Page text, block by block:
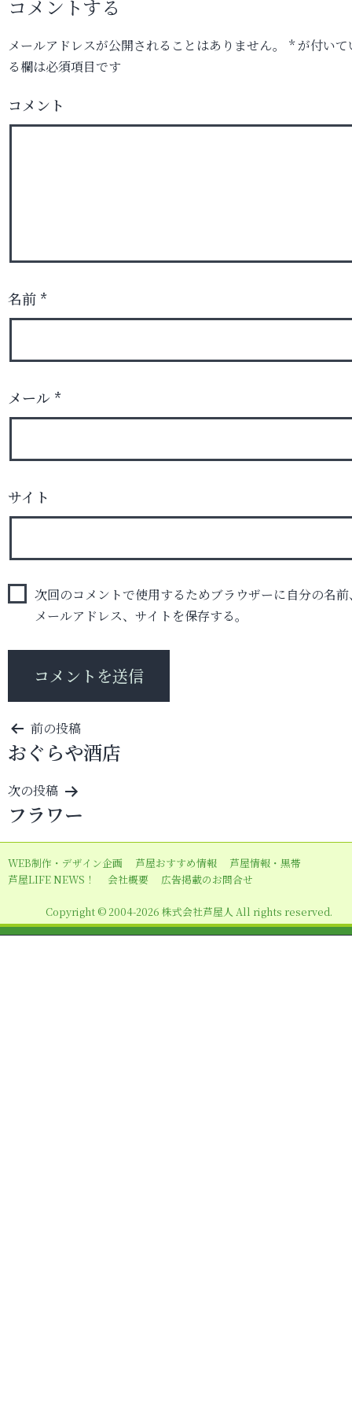
コメントする
メールアドレスが公開されることはありません。 *が付いて
る欄は必須項目です
コメント
名前 *
メール *
サイト
次回のコメントで使用するためブラウザーに自分の名前
メールアドレス、サイトを保存する。
投
稿
ナ
ビ
ゲ
ー
シ
ン
前の投稿
おぐらや酒店
次の投稿
フラワー
WEB制作・デザイン企画 芦屋おすすめ情報
芦屋情報・黒帯
芦屋LIFE NEWS！
会社概要 広告掲載のお問合せ
Copyright © 2004-2026 株式会社芦屋人 All rights reserved.